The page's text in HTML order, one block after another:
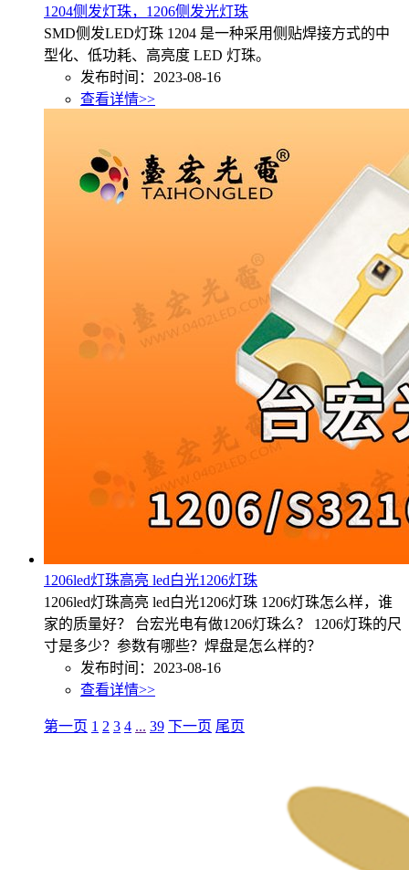
1204侧发灯珠，1206侧发光灯珠
SMD侧发LED灯珠 1204 是一种采用侧贴焊接方式的中
型化、低功耗、高亮度 LED 灯珠。
发布时间：2023-08-16
查看详情>>
1206led灯珠高亮 led白光1206灯珠
1206led灯珠高亮 led白光1206灯珠 1206灯珠怎么样，谁
家的质量好？ 台宏光电有做1206灯珠么？ 1206灯珠的尺
寸是多少？参数有哪些？焊盘是怎么样的？
发布时间：2023-08-16
查看详情>>
第一页 1 2 3 4 ... 39 下一页 尾页